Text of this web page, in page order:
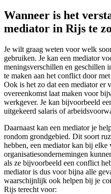
Wanneer is het
mediator in Rijs te
Je wilt graag weten voor welk
gebruiken. Je kan een mediator
meningsverschillen en geschillen
te maken aan het conflict door
Ook is het zo dat een mediator er
overeenkomst laat maken voor
werkgever. Je kan bijvoorbeeld
uitgekeerd salaris of
Daarnaast kan een mediator je
rondom grondgebied. Dit soort
hebben, een mediator kan bij
organisatiesondernemingen
als ze bijvoorbeeld een conflict
mediator is dus voor bijna alle
waarschijnlijk ook helpen bij je
Rijs terecht voor: